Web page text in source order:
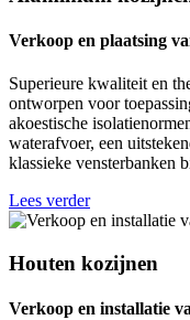
Verkoop en plaatsing
Superieure kwaliteit en
ontworpen voor
akoestische
waterafvoer, een
klassieke vensterbanken
Lees verder
Houten kozijnen
Verkoop en installatie